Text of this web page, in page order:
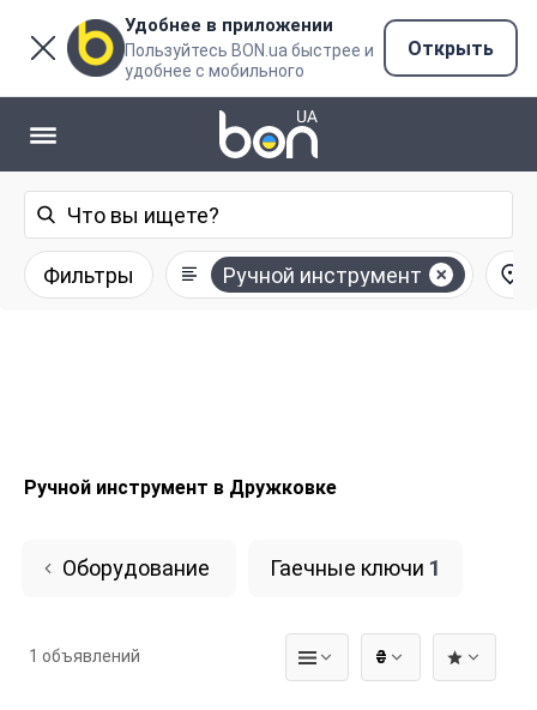
Удобнее в приложении
Пользуйтесь BON.ua быстрее и
удобнее с мобильного
Открыть
Фильтры Ручной инструмент
Ручной инструмент в Дружковке
Оборудование Гаечные ключи 1
₴
1 объявлений